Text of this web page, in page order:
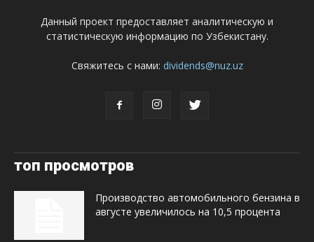
Данный проект предоставляет аналитическую и
статистическую информацию по Узбекистану.
Свяжитесь с нами: dividends@nuz.uz
топ просмотров
Производство автомобильного бензина в
августе увеличилось на 10,5 процента